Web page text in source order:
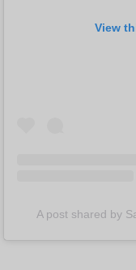
View
A post shared by